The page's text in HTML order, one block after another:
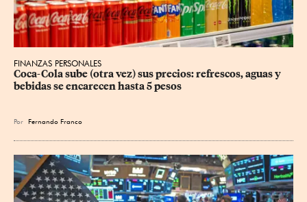
FINANZAS PERSONALES
Coca-Cola sube (otra vez) sus precios: refrescos, aguas y
bebidas se encarecen hasta 5 pesos
Por Fernando Franco